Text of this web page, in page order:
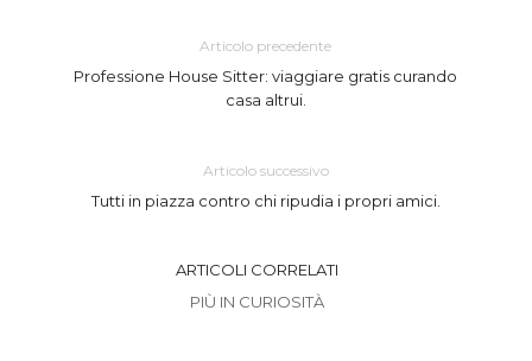
Articolo precedente
Professione House Sitter: viaggiare gratis curando
casa altrui.
Articolo successivo
Tutti in piazza contro chi ripudia i propri amici.
ARTICOLI CORRELATI
PIÙ IN CURIOSITÀ